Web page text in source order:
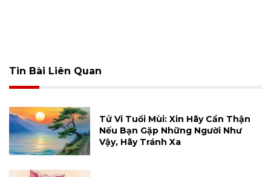
Tin Bài Liên Quan
Tử Vi Tuổi Mùi: Xin Hãy Cẩn Thận
Nếu Bạn Gặp Những Người Như
Vậy, Hãy Tránh Xa